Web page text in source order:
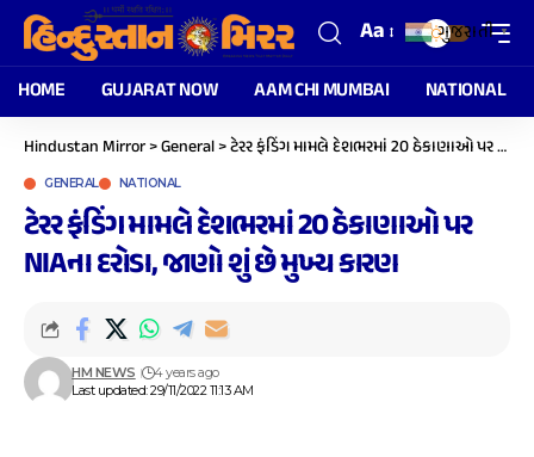
Aa
HOME GUJARAT NOW AAM CHI MUMBAI NATIONAL
Hindustan Mirror>General>ટેરર ફંડિંગ મામલે દેશભરમાં 20 ઠેકાણાઓ પર NIAના દરોડા, જાણો શું છે મુખ્ય કારણ
GENERAL NATIONAL
ટેરર ફંડિંગ મામલે દેશભરમાં 20 ઠેકાણાઓ પર
NIAના દરોડા, જાણો શું છે મુખ્ય કારણ
Last updated: 29/11/2022 11:13 AM
HM NEWS 4 years ago
ગુજરાતી ▼